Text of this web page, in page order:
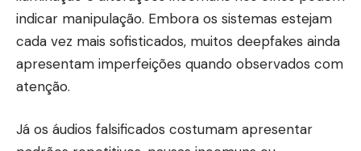
indicar manipulação. Embora os sistemas estejam
cada vez mais sofisticados, muitos deepfakes ainda
apresentam imperfeições quando observados com
atenção.
Já os áudios falsificados costumam apresentar